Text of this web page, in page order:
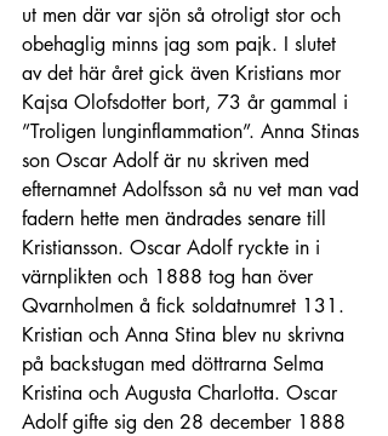
ut men där var sjön så otroligt stor och
obehaglig minns jag som pajk. I slutet
av det här året gick även Kristians mor
Kajsa Olofsdotter bort, 73 år gammal i
”Troligen lunginflammation”. Anna Stinas
son Oscar Adolf är nu skriven med
efternamnet Adolfsson så nu vet man vad
fadern hette men ändrades senare till
Kristiansson. Oscar Adolf ryckte in i
värnplikten och 1888 tog han över
Qvarnholmen å fick soldatnumret 131.
Kristian och Anna Stina blev nu skrivna
på backstugan med döttrarna Selma
Kristina och Augusta Charlotta. Oscar
Adolf gifte sig den 28 december 1888